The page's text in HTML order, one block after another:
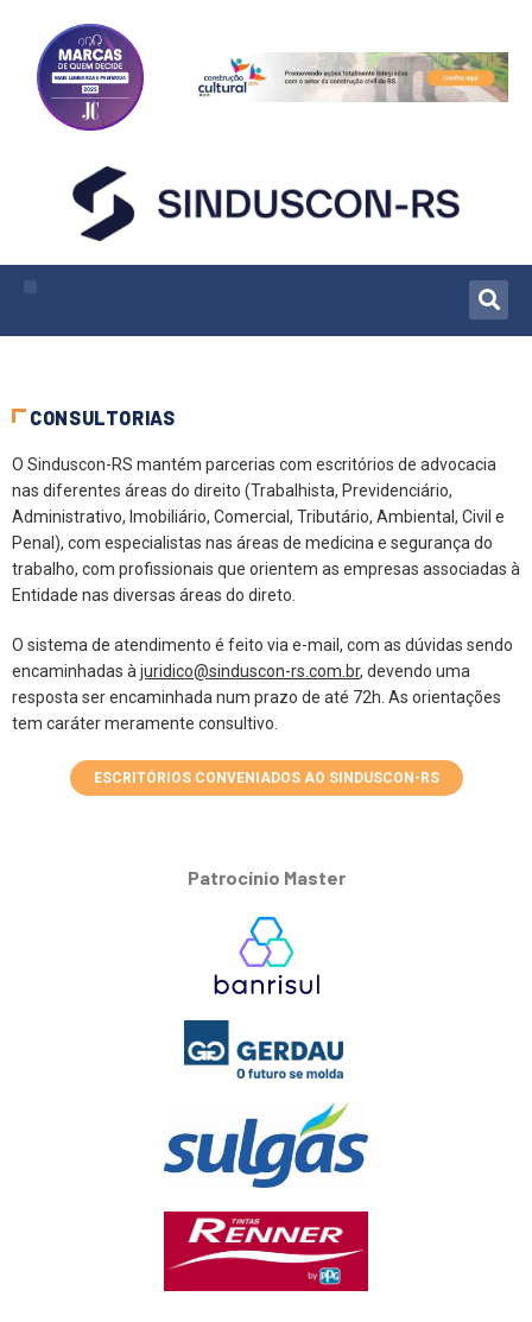
CONSULTORIAS
O Sinduscon-RS mantém parcerias com escritórios de advocacia
nas diferentes áreas do direito (Trabalhista, Previdenciário,
Administrativo, Imobiliário, Comercial, Tributário, Ambiental, Civil e
Penal), com especialistas nas áreas de medicina e segurança do
trabalho, com profissionais que orientem as empresas associadas à
Entidade nas diversas áreas do direto.
O sistema de atendimento é feito via e-mail, com as dúvidas sendo
encaminhadas à juridico@sinduscon-rs.com.br, devendo uma
resposta ser encaminhada num prazo de até 72h. As orientações
tem caráter meramente consultivo.
ESCRITÓRIOS CONVENIADOS AO SINDUSCON-RS
Patrocínio Master